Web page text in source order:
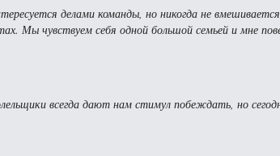
делами команды, но никогда не
Мы чувствуем себя одной большой семьей и мне
всегда дают нам стимул побеждать, но